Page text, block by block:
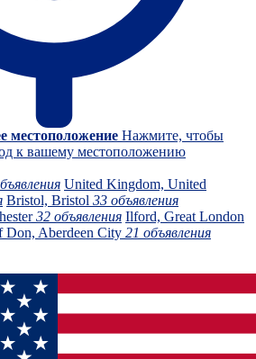
местоположение Нажмите, чтобы
к вашему местоположению
United Kingdom, United
Bristol, Bristol 33 объявления
32 объявления Ilford, Great London
Don, Aberdeen City 21 объявления